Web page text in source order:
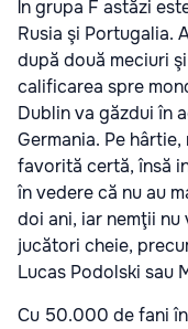
În grupa F astăzi
Rusia şi Portugalia.
după două meciuri
calificarea spre
Dublin va găzdui în
Germania. Pe
favorită certă, însă
în vedere că nu au
doi ani, iar nemţii
jucători cheie,
Lucas Podolski sau
Cu 50.000 de fani